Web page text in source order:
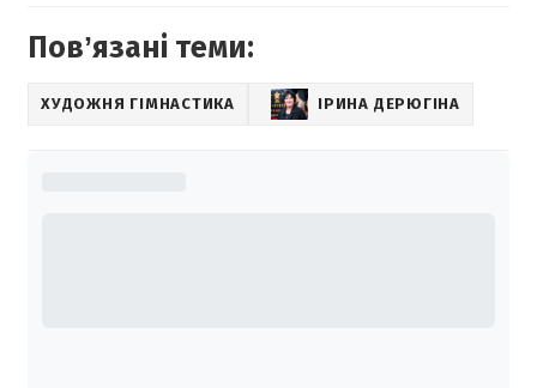
Повʼязані теми:
ХУДОЖНЯ ГІМНАСТИКА ІРИНА ДЕРЮГІНА